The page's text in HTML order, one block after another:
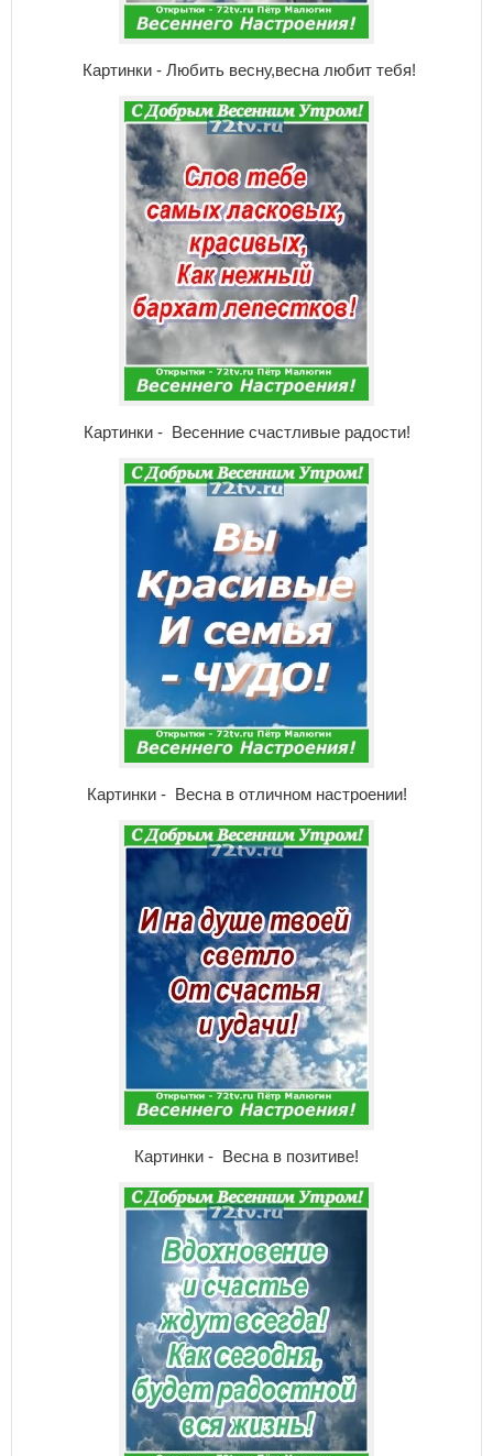
Картинки - Любить весну,весна любит тебя!
Картинки - Весенние счастливые радости!
Картинки - Весна в отличном настроении!
Картинки - Весна в позитиве!